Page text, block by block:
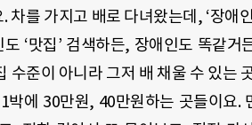
를 가지고 배로 다녀왔는데, ‘장애
‘맛집’ 검색하든, 장애인도 똑같거
수준이 아니라 그저 배 채울 수 있는
박에 30만원, 40만원하는 곳들이요.